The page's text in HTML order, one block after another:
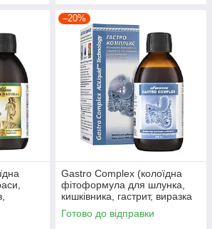
–20%
Gastro Complex (колоїдна
фітоформула для шлунка,
кишківника, гастрит, виразка
шлунку, гастродуоденіт,
закреп, атрофічний гастрит)
Готово до відправки